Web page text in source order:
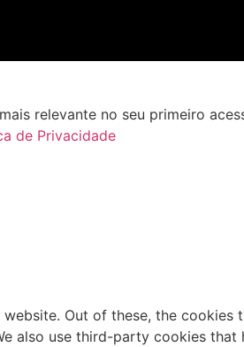
relevante no seu primeiro
de Privacidade
Out of these, the
use third-party cookies that